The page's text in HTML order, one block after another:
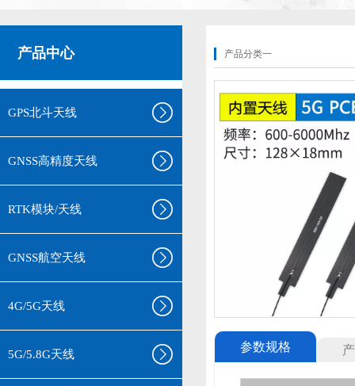
产品中心
GPS北斗天线
GNSS高精度天线
RTK模块/天线
GNSS航空天线
4G/5G天线
5G/5.8G天线
产品分类一
参数规格